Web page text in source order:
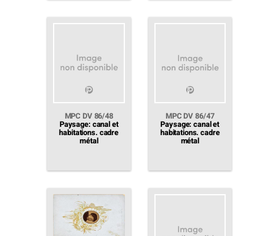
MPC DV 86/48
Paysage: canal et
habitations. cadre
métal
MPC DV 86/47
Paysage: canal et
habitations. cadre
métal